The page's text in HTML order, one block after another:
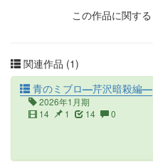
この作品に関する
関連作品 (1)
青のミブロ—芹沢暗殺編—
2026年1月期
14
1 14 0